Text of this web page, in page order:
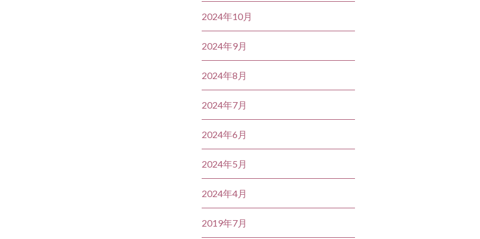
2024年10月
2024年9月
2024年8月
2024年7月
2024年6月
2024年5月
2024年4月
2019年7月